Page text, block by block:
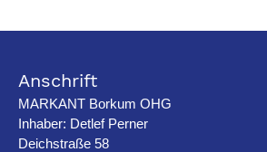
Anschrift
MARKANT Borkum OHG
Inhaber: Detlef Perner
Deichstraße 58